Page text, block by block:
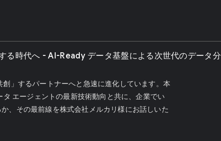
る時代へ - AI-Ready データ基盤による次世代のデータ分
」するパートナーへと急速に進化しています。本
エージェントの最新技術動向と共に、企業でい
、その最前線を株式会社メルカリ様にお話しいた